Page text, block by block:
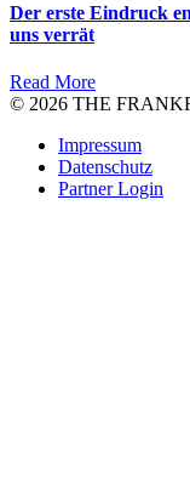
Der erste Eindruck
uns verrät
Read More
© 2026 THE
Impressum
Datenschutz
Partner Login